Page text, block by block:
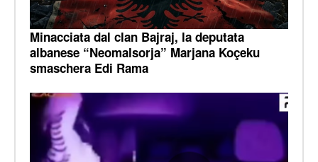
Minacciata dal clan Bajraj, la deputata
albanese “Neomalsorja” Marjana Koçeku
smaschera Edi Rama